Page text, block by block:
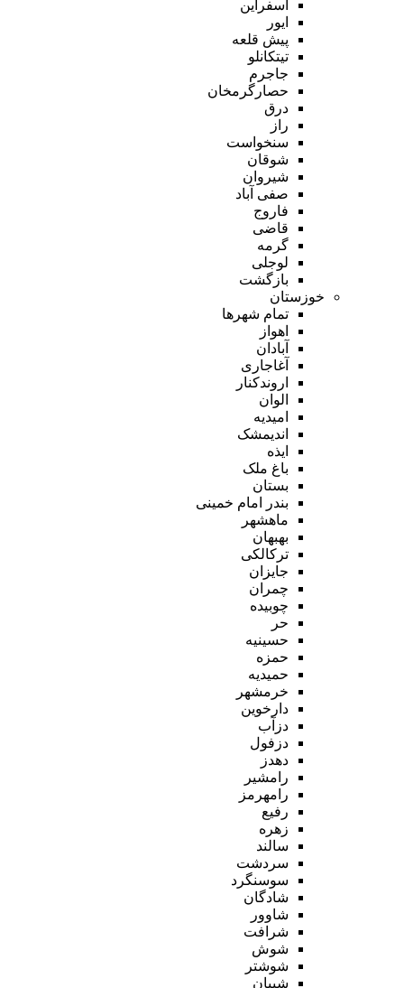
اسفراین
ایور
پیش قلعه
تیتکانلو
جاجرم
حصارگرمخان
درق
راز
سنخواست
شوقان
شیروان
صفی آباد
فاروج
قاضی
گرمه
لوجلی
بازگشت
خوزستان
تمام شهر‌ها
اهواز
آبادان
آغاجاری
اروندکنار
الوان
امیدیه
اندیمشک
ایذه
باغ ملک
بستان
بندر امام خمینی
ماهشهر
بهبهان
ترکالکی
جایزان
چمران
چوبیده
حر
حسینیه
حمزه
حمیدیه
خرمشهر
دارخوین
دزآب
دزفول
دهدز
رامشیر
رامهرمز
رفیع
زهره
سالند
سردشت
سوسنگرد
شادگان
شاوور
شرافت
شوش
شوشتر
شیبان